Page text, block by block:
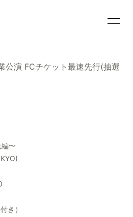
PHOTOS
ン
公演 FCチケット最速先行(抽選
〜
き）